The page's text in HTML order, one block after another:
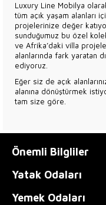
Luxury Line Mobilya
tüm açık yaşam alanları
projelerinize değer
sunduğumuz bu özel
ve Afrika’daki villa
alanlarında fark yaratan
ediyoruz.
Eğer siz de açık
alanına dönüştürmek
tam size göre.
Önemli Bilgliler
Yatak Odaları
Yemek Odaları